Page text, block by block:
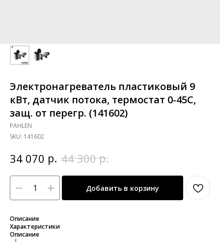
Электронагреватель пластиковый 9
кВт, датчик потока, термостат 0-45С,
защ. от перегр. (141602)
PAHLEN
SKU: 141602
34 070 р. 44 300 р.
Добавить в корзину
Описание
Характеристики
Описание